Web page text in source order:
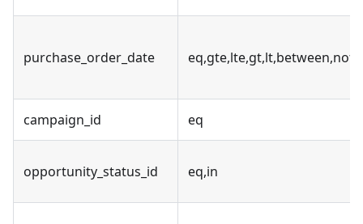
purchase_order_date
campaign_id eq
opportunity_status_id eq,in